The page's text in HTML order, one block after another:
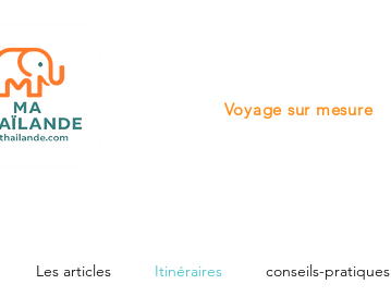
Voyage sur mesure
Les articles Itinéraires conseils-pratiques